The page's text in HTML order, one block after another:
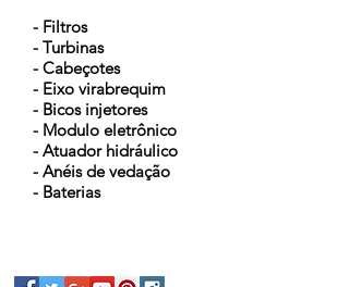
- Filtros
- Turbinas
- Cabeçotes
- Eixo virabrequim
- Bicos injetores
- Modulo eletrônico
- Atuador hidráulico
- Anéis de vedação
- Baterias